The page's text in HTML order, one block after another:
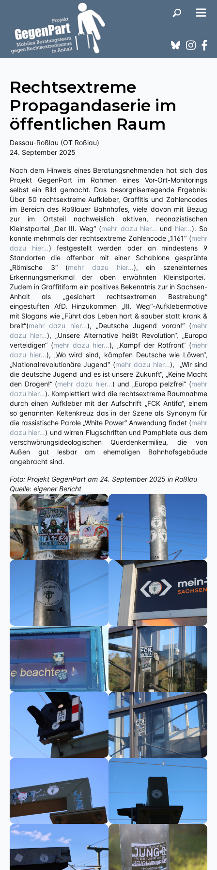
Rechtsextreme
Propagandaserie im
öffentlichen Raum
Dessau-Roßlau (OT Roßlau)
24. September 2025
Nach dem Hinweis eines Beratungsnehmenden hat sich das
Projekt GegenPart im Rahmen eines Vor-Ort-Monitorings
selbst ein Bild gemacht. Das besorgniserregende Ergebnis:
Über 50 rechtsextreme Aufkleber, Graffitis und Zahlencodes
im Bereich des Roßlauer Bahnhofes, viele davon mit Bezug
zur im Ortsteil nachweislich aktiven, neonazistischen
Kleinstpartei „Der III. Weg“ (mehr dazu hier… und hier…). So
konnte mehrmals der rechtsextreme Zahlencode „1161“ (mehr
dazu hier…) festgestellt werden oder an mindestens 9
Standorten die offenbar mit einer Schablone gesprühte
„Römische 3“ (mehr dazu hier…), ein szeneinternes
Erkennungsmerkmal der oben erwähnten Kleinstpartei.
Zudem in Graffitiform ein positives Bekenntnis zur in Sachsen-
Anhalt als „gesichert rechtsextremen Bestrebung“
eingestuften AfD. Hinzukommen „III. Weg“-Aufklebermotive
mit Slogans wie „Führt das Leben hart & sauber statt krank &
breit“(mehr dazu hier…), „Deutsche Jugend voran!“ (mehr
dazu hier…), „Unsere Alternative heißt Revolution“, „Europa
verteidigen“ (mehr dazu hier…), „Kampf der Rotfront“ (mehr
dazu hier…), „Wo wird sind, kämpfen Deutsche wie Löwen“,
„Nationalrevolutionäre Jugend“ (mehr dazu hier…), „Wir sind
die deutsche Jugend und es ist unsere Zukunft“, „Keine Macht
den Drogen!“ (mehr dazu hier…) und „Europa pelzfrei“ (mehr
dazu hier…). Komplettiert wird die rechtsextreme Raumnahme
durch einen Aufkleber mit der Aufschrift „FCK Antifa“, einem
so genannten Keltenkreuz das in der Szene als Synonym für
die rassistische Parole „White Power“ Anwendung findet (mehr
dazu hier…) und wirren Flugschriften und Pamphlete aus dem
verschwörungsideologischen Querdenkermilieu, die von
Außen gut lesbar am ehemaligen Bahnhofsgebäude
angebracht sind.
Foto: Projekt GegenPart am 24. September 2025 in Roßlau
Quelle: eigener Bericht